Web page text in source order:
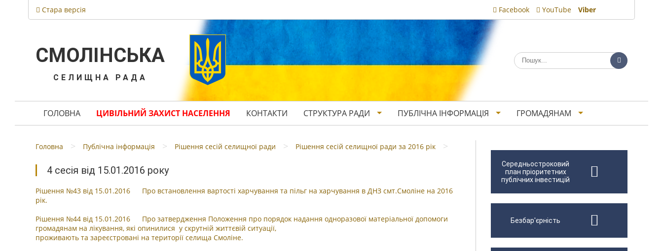
Стара версія Facebook YouTube Viber
СМОЛІНСЬКА
СЕЛИЩНА РАДА
ГОЛОВНА ЦИВІЛЬНИЙ ЗАХИСТ НАСЕЛЕННЯ КОНТАКТИ СТРУКТУРА РАДИ ПУБЛІЧНА ІНФОРМАЦІЯ ГРОМАДЯНАМ
Головна > Публічна інформація > Рішення сесій селищної ради > Рішення сесій селищної ради за 2016 рік >
4 сесія від 15.01.2016 року
Рішення №43 від 15.01.2016 Про встановлення вартості харчування та пільг на харчування в ДНЗ смт.Смоліне на 2016
рік.
Рішення №44 від 15.01.2016 Про затвердження Положення про порядок надання одноразової матеріальної допомоги
громадянам на лікування, які опинилися у скрутній життєвій ситуації,
проживають та зареєстровані на території селища Смоліне.
Середньостроковий
план пріоритетних
публічних інвестицій
Безбар'єрність